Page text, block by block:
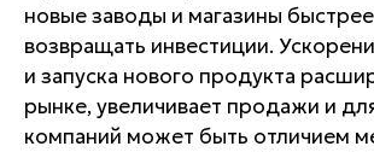
новые заводы и магазины
возвращать инвестиции.
и запуска нового продукта
рынке, увеличивает продажи и
компаний может быть отличием